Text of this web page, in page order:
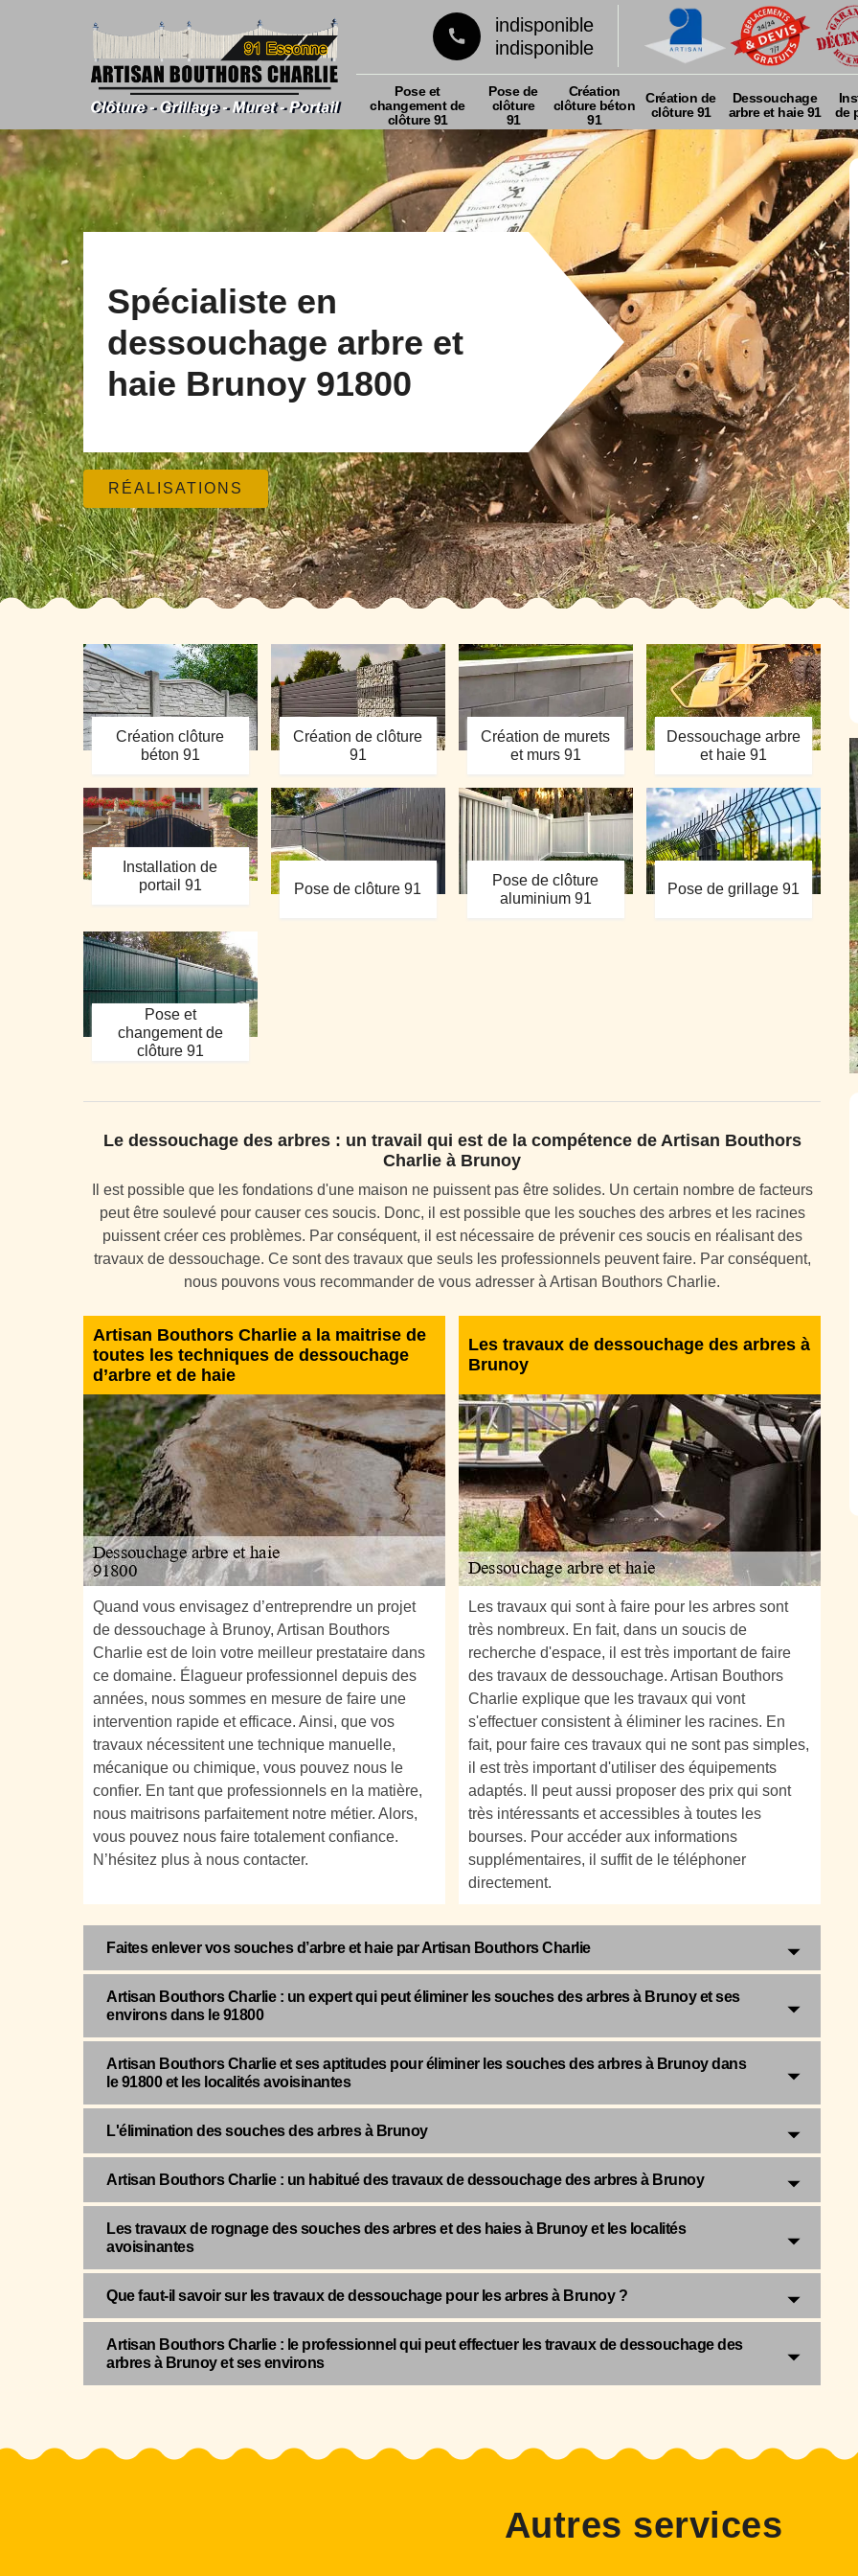
indisponible
indisponible
Pose et
changement de
clôture 91
Pose de
clôture
91
Création
clôture béton
91
Création de
clôture 91
Dessouchage
arbre et haie 91
de
Spécialiste en
dessouchage arbre et
haie Brunoy 91800
RÉALISATIONS
Création clôture
béton 91
Création de clôture
91
Création de murets
et murs 91
Dessouchage arbre
et haie 91
Installation de
portail 91
Pose de clôture 91
Pose de clôture
aluminium 91
Pose de grillage 91
Pose et
changement de
clôture 91
Le dessouchage des arbres : un travail qui est de la compétence de Artisan Bouthors
Charlie à Brunoy
Il est possible que les fondations d'une maison ne puissent pas être solides. Un certain nombre de facteurs
peut être soulevé pour causer ces soucis. Donc, il est possible que les souches des arbres et les racines
puissent créer ces problèmes. Par conséquent, il est nécessaire de prévenir ces soucis en réalisant des
travaux de dessouchage. Ce sont des travaux que seuls les professionnels peuvent faire. Par conséquent,
nous pouvons vous recommander de vous adresser à Artisan Bouthors Charlie.
Artisan Bouthors Charlie a la maitrise de
toutes les techniques de dessouchage
d’arbre et de haie
Quand vous envisagez d’entreprendre un projet
de dessouchage à Brunoy, Artisan Bouthors
Charlie est de loin votre meilleur prestataire dans
ce domaine. Élagueur professionnel depuis des
années, nous sommes en mesure de faire une
intervention rapide et efficace. Ainsi, que vos
travaux nécessitent une technique manuelle,
mécanique ou chimique, vous pouvez nous le
confier. En tant que professionnels en la matière,
nous maitrisons parfaitement notre métier. Alors,
vous pouvez nous faire totalement confiance.
N’hésitez plus à nous contacter.
Les travaux de dessouchage des arbres à
Brunoy
Les travaux qui sont à faire pour les arbres sont
très nombreux. En fait, dans un soucis de
recherche d'espace, il est très important de faire
des travaux de dessouchage. Artisan Bouthors
Charlie explique que les travaux qui vont
s'effectuer consistent à éliminer les racines. En
fait, pour faire ces travaux qui ne sont pas simples,
il est très important d'utiliser des équipements
adaptés. Il peut aussi proposer des prix qui sont
très intéressants et accessibles à toutes les
bourses. Pour accéder aux informations
supplémentaires, il suffit de le téléphoner
directement.
Faites enlever vos souches d’arbre et haie par Artisan Bouthors Charlie
Artisan Bouthors Charlie : un expert qui peut éliminer les souches des arbres à Brunoy et ses
environs dans le 91800
Artisan Bouthors Charlie et ses aptitudes pour éliminer les souches des arbres à Brunoy dans
le 91800 et les localités avoisinantes
L'élimination des souches des arbres à Brunoy
Artisan Bouthors Charlie : un habitué des travaux de dessouchage des arbres à Brunoy
Les travaux de rognage des souches des arbres et des haies à Brunoy et les localités
avoisinantes
Que faut-il savoir sur les travaux de dessouchage pour les arbres à Brunoy ?
Artisan Bouthors Charlie : le professionnel qui peut effectuer les travaux de dessouchage des
arbres à Brunoy et ses environs
Autres services